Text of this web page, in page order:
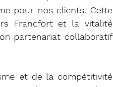
pour nos clients. Cette
Francfort et la vitalité
partenariat collaboratif
et de la compétitivité